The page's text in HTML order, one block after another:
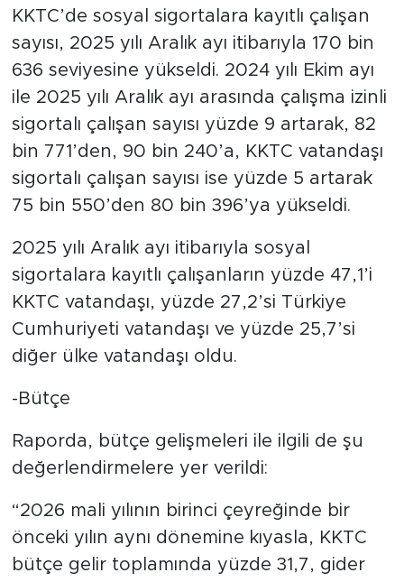
KKTC’de sosyal sigortalara kayıtlı çalışan
sayısı, 2025 yılı Aralık ayı itibarıyla 170 bin
636 seviyesine yükseldi. 2024 yılı Ekim ayı
ile 2025 yılı Aralık ayı arasında çalışma izinli
sigortalı çalışan sayısı yüzde 9 artarak, 82
bin 771’den, 90 bin 240’a, KKTC vatandaşı
sigortalı çalışan sayısı ise yüzde 5 artarak
75 bin 550’den 80 bin 396’ya yükseldi.
2025 yılı Aralık ayı itibarıyla sosyal
sigortalara kayıtlı çalışanların yüzde 47,1’i
KKTC vatandaşı, yüzde 27,2’si Türkiye
Cumhuriyeti vatandaşı ve yüzde 25,7’si
diğer ülke vatandaşı oldu.
-Bütçe
Raporda, bütçe gelişmeleri ile ilgili de şu
değerlendirmelere yer verildi:
“2026 mali yılının birinci çeyreğinde bir
önceki yılın aynı dönemine kıyasla, KKTC
bütçe gelir toplamında yüzde 31,7, gider